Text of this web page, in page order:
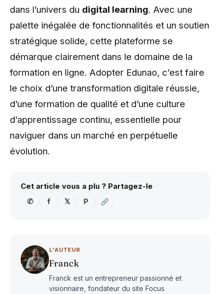
dans l’univers du digital learning. Avec une
palette inégalée de fonctionnalités et un soutien
stratégique solide, cette plateforme se
démarque clairement dans le domaine de la
formation en ligne. Adopter Edunao, c’est faire
le choix d’une transformation digitale réussie,
d’une formation de qualité et d’une culture
d’apprentissage continu, essentielle pour
naviguer dans un marché en perpétuelle
évolution.
Cet article vous a plu ? Partagez-le
✆
f 𝕏 P
L'AUTEUR
Franck
Franck est un entrepreneur passionné et
visionnaire, fondateur du site Focus